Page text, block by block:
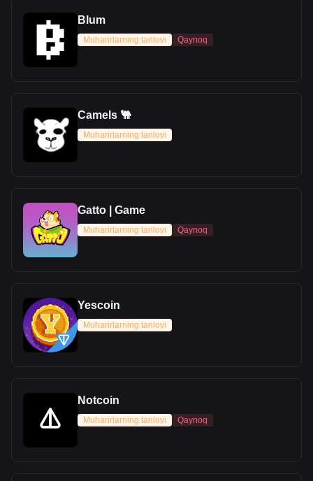
Blum
Muharirlarning tanlovi Qaynoq
Camels 🐫
Muharirlarning tanlovi
Gatto | Game
Muharirlarning tanlovi Qaynoq
Yescoin
Muharirlarning tanlovi
Notcoin
Muharirlarning tanlovi Qaynoq